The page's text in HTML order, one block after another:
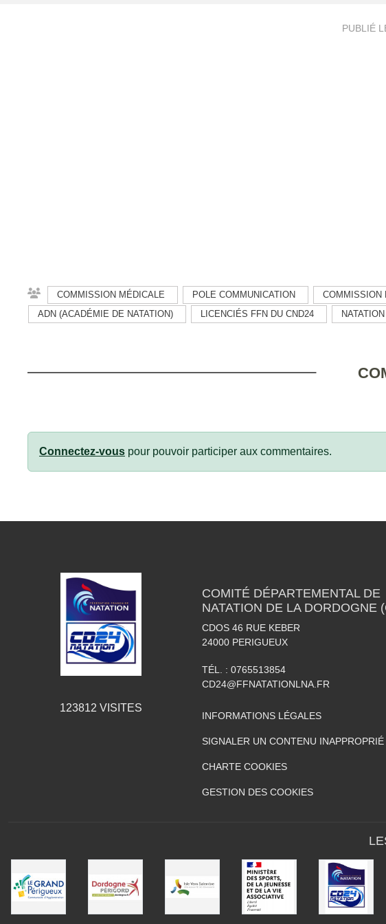
PUBLIÉ
COMMISSION MÉDICALE POLE COMMUNICATION COMMISSION
ADN (ACADÉMIE DE NATATION)
LICENCIÉS FFN DU CND24
Connectez-vous pour pouvoir participer aux commentaires.
123812 VISITES
COMITÉ DÉPARTEMENTAL DE
NATATION DE LA DORDOGNE
CDOS 46 RUE KEBER
24000 PERIGUEUX
TÉL. : 0765513854
CD24@FFNATATIONLNA.FR
INFORMATIONS LÉGALES
SIGNALER UN CONTENU INAPPROPRIÉ
CHARTE COOKIES
GESTION DES COOKIES